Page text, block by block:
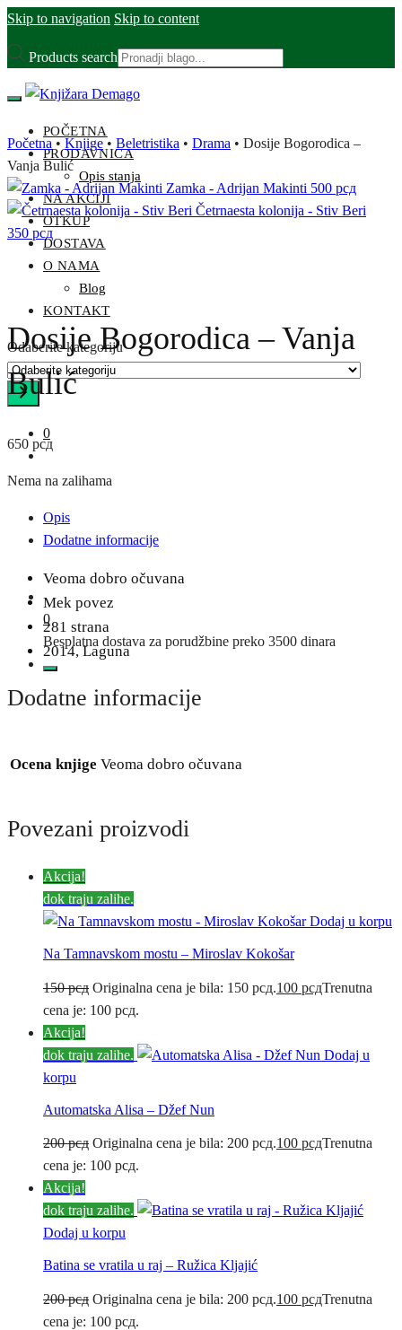
Skip to navigation Skip to content
Products search
POČETNA
PRODAVNICA
Opis stanja
NA AKCIJI
OTKUP
DOSTAVA
O NAMA
Blog
KONTAKT
Odaberite kategoriju
0
0
Besplatna dostava za porudžbine preko 3500 dinara
Početna • Knjige • Beletristika • Drama • Dosije Bogorodica –
Vanja Bulić
Zamka - Adrijan Makinti 500 рсд
Četrnaesta kolonija - Stiv Beri
350 рсд
Dosije Bogorodica – Vanja
Bulić
650 рсд
Nema na zalihama
Opis
Dodatne informacije
Veoma dobro očuvana
Mek povez
281 strana
2014, Laguna
Dodatne informacije
Ocena knjige Veoma dobro očuvana
Povezani proizvodi
Akcija!
dok traju zalihe.
Dodaj u korpu
Na Tamnavskom mostu – Miroslav Kokošar
150рсд Originalna cena je bila: 150 рсд.100 рсдTrenutna
cena je: 100 рсд.
Akcija!
dok traju zalihe.
Dodaj u
korpu
Automatska Alisa – Džef Nun
200рсд Originalna cena je bila: 200 рсд.100 рсдTrenutna
cena je: 100 рсд.
Akcija!
dok traju zalihe.
Dodaj u korpu
Batina se vratila u raj – Ružica Kljajić
200рсд Originalna cena je bila: 200 рсд.100 рсдTrenutna
cena je: 100 рсд.